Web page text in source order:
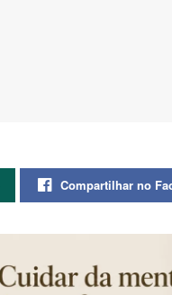
Compartilhar no